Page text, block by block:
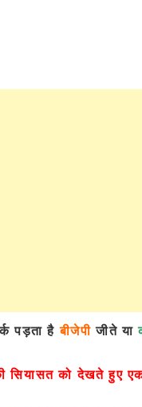
पड़ता हैबीजेपी जीते या
की सियासत को देखते